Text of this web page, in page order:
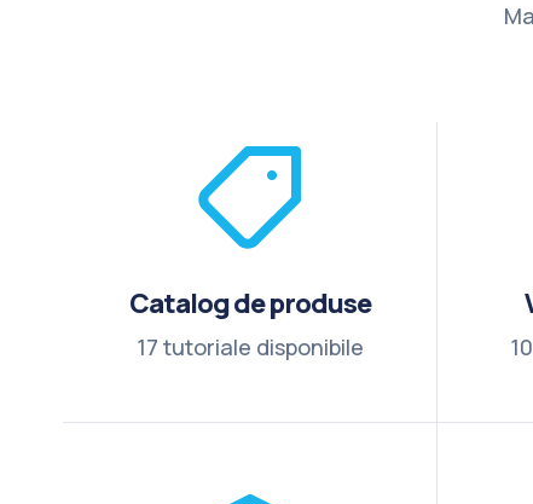
Catalog de produse
17 tutoriale disponibile